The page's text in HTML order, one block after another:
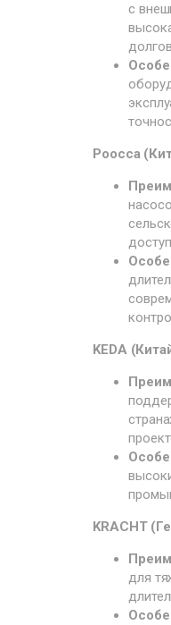
с
Poocca
KEDA
KRACHT
для